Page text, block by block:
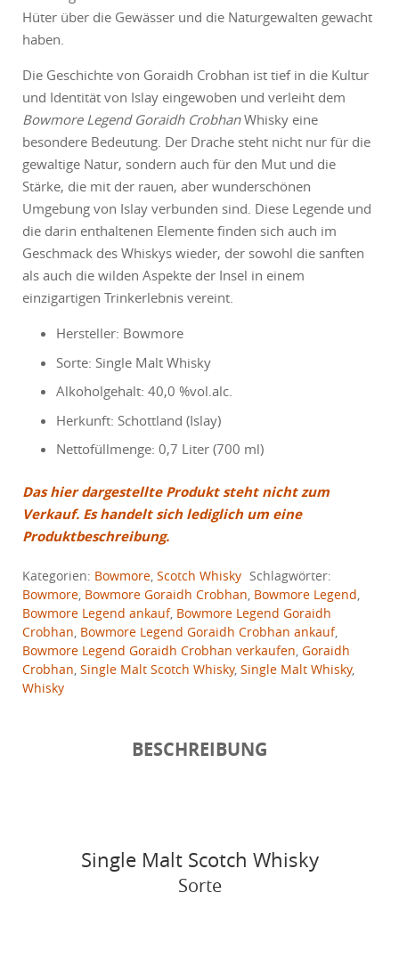
Hüter über die Gewässer und die Naturgewalten gewacht
haben.
Die Geschichte von Goraidh Crobhan ist tief in die Kultur
und Identität von Islay eingewoben und verleiht dem
Bowmore Legend Goraidh CrobhanWhisky eine
besondere Bedeutung. Der Drache steht nicht nur für die
gewaltige Natur, sondern auch für den Mut und die
Stärke, die mit der rauen, aber wunderschönen
Umgebung von Islay verbunden sind. Diese Legende und
die darin enthaltenen Elemente finden sich auch im
Geschmack des Whiskys wieder, der sowohl die sanften
als auch die wilden Aspekte der Insel in einem
einzigartigen Trinkerlebnis vereint.
Hersteller: Bowmore
Sorte: Single Malt Whisky
Alkoholgehalt: 40,0 %vol.alc.
Herkunft: Schottland (Islay)
Nettofüllmenge: 0,7 Liter (700 ml)
Das hier dargestellte Produkt steht nicht zum
Verkauf. Es handelt sich lediglich um eine
Produktbeschreibung.
Kategorien: Bowmore, Scotch Whisky Schlagwörter:
Bowmore, Bowmore Goraidh Crobhan, Bowmore Legend,
Bowmore Legend ankauf, Bowmore Legend Goraidh
Crobhan, Bowmore Legend Goraidh Crobhan ankauf,
Bowmore Legend Goraidh Crobhan verkaufen, Goraidh
Crobhan, Single Malt Scotch Whisky, Single Malt Whisky,
Whisky
BESCHREIBUNG
Single Malt Scotch Whisky
Sorte